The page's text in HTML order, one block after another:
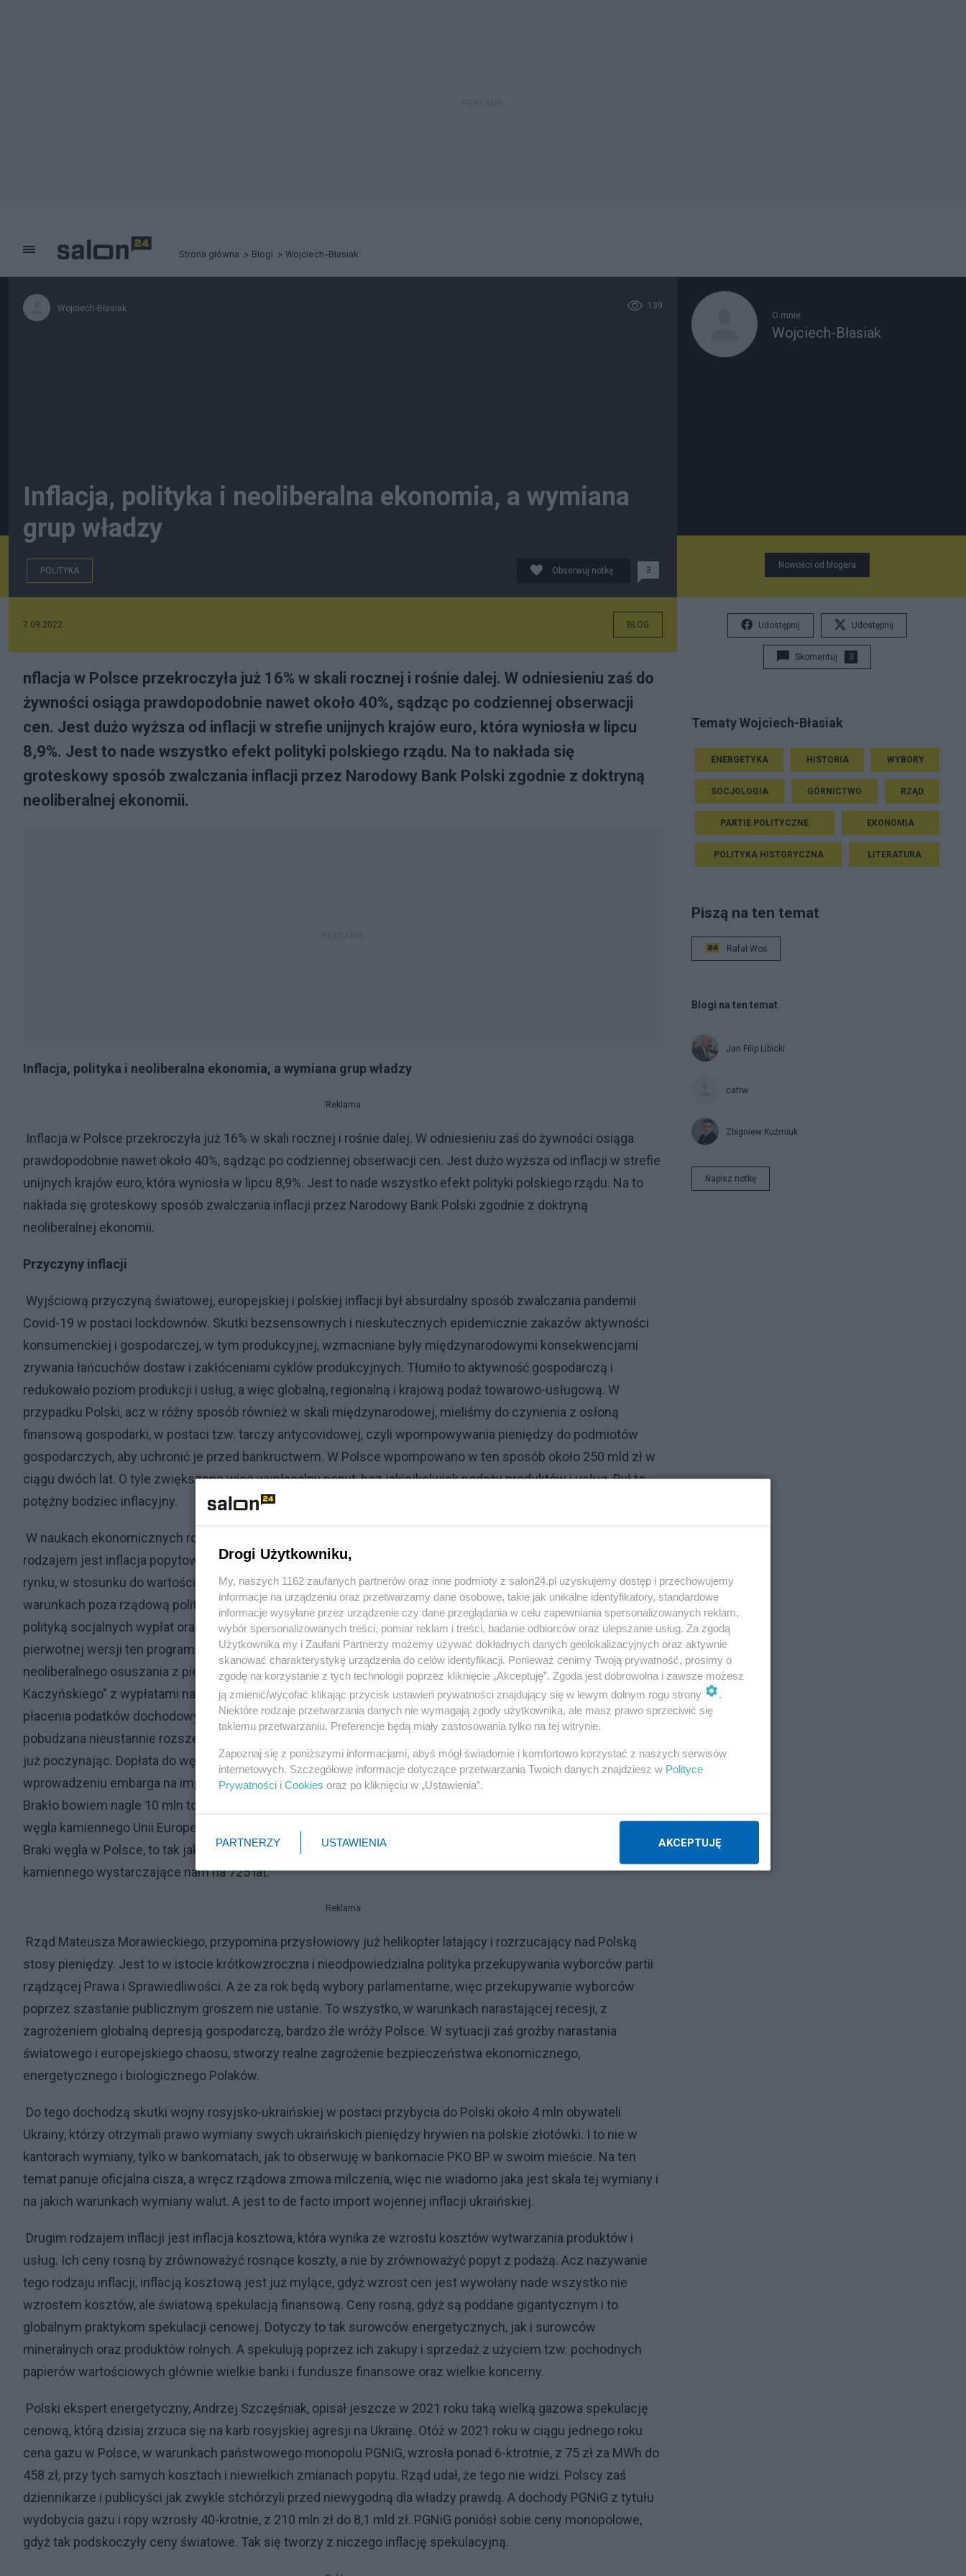
Strona główna Blogi Wojciech-Błasiak
Wojciech-Błasiak 139
Inflacja, polityka i neoliberalna ekonomia, a wymiana
grup władzy
POLITYKA Obserwuj notkę 3
7.09.2022 BLOG
nflacja w Polsce przekroczyła już 16% w skali rocznej i rośnie dalej. W odniesieniu zaś do
żywności osiąga prawdopodobnie nawet około 40%, sądząc po codziennej obserwacji
cen. Jest dużo wyższa od inflacji w strefie unijnych krajów euro, która wyniosła w lipcu
8,9%. Jest to nade wszystko efekt polityki polskiego rządu. Na to nakłada się
groteskowy sposób zwalczania inflacji przez Narodowy Bank Polski zgodnie z doktryną
neoliberalnej ekonomii.
Inflacja, polityka i neoliberalna ekonomia, a wymiana grup władzy
Reklama
Inflacja w Polsce przekroczyła już 16% w skali rocznej i rośnie dalej. W odniesieniu zaś do żywności osiąga
prawdopodobnie nawet około 40%, sądząc po codziennej obserwacji cen. Jest dużo wyższa od inflacji w strefie
unijnych krajów euro, która wyniosła w lipcu 8,9%. Jest to nade wszystko efekt polityki polskiego rządu. Na to
nakłada się groteskowy sposób zwalczania inflacji przez Narodowy Bank Polski zgodnie z doktryną
neoliberalnej ekonomii.
Przyczyny inflacji
Wyjściową przyczyną światowej, europejskiej i polskiej inflacji był absurdalny sposób zwalczania pandemii
Covid-19 w postaci lockdownów. Skutki bezsensownych i nieskutecznych epidemicznie zakazów aktywności
konsumenckiej i gospodarczej, w tym produkcyjnej, wzmacniane były międzynarodowymi konsekwencjami
zrywania łańcuchów dostaw i zakłóceniami cyklów produkcyjnych. Tłumiło to aktywność gospodarczą i
redukowało poziom produkcji i usług, a więc globalną, regionalną i krajową podaż towarowo-usługową. W
przypadku Polski, acz w różny sposób również w skali międzynarodowej, mieliśmy do czynienia z osłoną
finansową gospodarki, w postaci tzw. tarczy antycovidowej, czyli wpompowywania pieniędzy do podmiotów
gospodarczych, aby uchronić je przed bankructwem. W Polsce wpompowano w ten sposób około 250 mld zł w
ciągu dwóch lat. O tyle zwiększono więc wypłacalny popyt, bez jakiejkolwiek podaży produktów i usług. Był to
potężny bodziec inflacyjny.
W naukach ekonomicznych rozróżnia się bowiem dwa rodzaje inflacji ze względu na jej przyczyny. Pierwszym
rodzajem jest inflacja popytowa. Inflacja popytowa to ogólny wzrost cen wywołany nadwyżką ilości pieniądza na
rynku, w stosunku do wartości produktów i usług oferowanych na tym rynku, czyli podaży rynkowej. W polskich
warunkach poza rządową polityką tzw. tarczy antycovidowej, ten rodzaj inflacji jest stale wzmagany rządową
polityką socjalnych wypłat oraz wszelakich dopłat, dotacji i subwencji, poczynając od programu "500 plus". W
pierwotnej wersji ten program wypłat na drugie i dalsze dzieci pobudził polską gospodarkę, po latach
neoliberalnego osuszania z pieniędzy. Natomiast jego rozdmuchiwania, poczynając od tzw. "piątki
Kaczyńskiego" z wypłatami na pierwsze już dziecko niezależnie od wysokości dochodów i zwolnienia od
płacenia podatków dochodowych dla młodych ludzi do 25 roku życia, wzmaga inflację popytową. Jest ona
pobudzana nieustannie rozszerzaną polityką dopłat, dotacji i subwencji, od dotacji do zakupu węgla kamiennego
już poczynając. Dopłata do węgla to kompletna paranoja ekonomiczna, gdyż ceny węgla drastycznie wzrosły po
wprowadzeniu embarga na import węgla rosyjskiego i konieczności jego importu z zamorskich kontynentów.
Brakło bowiem nagle 10 mln ton tego importu. Paranoja zaś polega na tym, że Polska posiadając 85% zasobów
węgla kamiennego Unii Europejskiej, likwidowała jego wydobycie uzależniając się przez lata od importu z Rosji.
Braki węgla w Polsce, to tak jakby w Arabii Saudyjskiej brakło piasku. Polska ma bowiem zasoby węgla
kamiennego wystarczające nam na 725 lat.
Reklama
Rząd Mateusza Morawieckiego, przypomina przysłowiowy już helikopter latający i rozrzucający nad Polską
stosy pieniędzy. Jest to w istocie krótkowzroczna i nieodpowiedzialna polityka przekupywania wyborców partii
rządzącej Prawa i Sprawiedliwości. A że za rok będą wybory parlamentarne, więc przekupywanie wyborców
poprzez szastanie publicznym groszem nie ustanie. To wszystko, w warunkach narastającej recesji, z
zagrożeniem globalną depresją gospodarczą, bardzo źle wróży Polsce. W sytuacji zaś groźby narastania
światowego i europejskiego chaosu, stworzy realne zagrożenie bezpieczeństwa ekonomicznego,
energetycznego i biologicznego Polaków.
Do tego dochodzą skutki wojny rosyjsko-ukraińskiej w postaci przybycia do Polski około 4 mln obywateli
Ukrainy, którzy otrzymali prawo wymiany swych ukraińskich pieniędzy hrywien na polskie złotówki. I to nie w
kantorach wymiany, tylko w bankomatach, jak to obserwuję w bankomacie PKO BP w swoim mieście. Na ten
temat panuje oficjalna cisza, a wręcz rządowa zmowa milczenia, więc nie wiadomo jaka jest skala tej wymiany i
na jakich warunkach wymiany walut. A jest to de facto import wojennej inflacji ukraińskiej.
Drugim rodzajem inflacji jest inflacja kosztowa, która wynika ze wzrostu kosztów wytwarzania produktów i
usług. Ich ceny rosną by zrównoważyć rosnące koszty, a nie by zrównoważyć popyt z podażą. Acz nazywanie
tego rodzaju inflacji, inflacją kosztową jest już mylące, gdyż wzrost cen jest wywołany nade wszystko nie
wzrostem kosztów, ale światową spekulacją finansową. Ceny rosną, gdyż są poddane gigantycznym i to
globalnym praktykom spekulacji cenowej. Dotyczy to tak surowców energetycznych, jak i surowców
mineralnych oraz produktów rolnych. A spekulują poprzez ich zakupy i sprzedaż z użyciem tzw. pochodnych
papierów wartościowych głównie wielkie banki i fundusze finansowe oraz wielkie koncerny.
Polski ekspert energetyczny, Andrzej Szczęśniak, opisał jeszcze w 2021 roku taką wielką gazowa spekulację
cenową, którą dzisiaj zrzuca się na karb rosyjskiej agresji na Ukrainę. Otóż w 2021 roku w ciągu jednego roku
cena gazu w Polsce, w warunkach państwowego monopolu PGNiG, wzrosła ponad 6-ktrotnie, z 75 zł za MWh do
458 zł, przy tych samych kosztach i niewielkich zmianach popytu. Rząd udał, że tego nie widzi. Polscy zaś
dziennikarze i publicyści jak zwykle stchórzyli przed niewygodną dla władzy prawdą. A dochody PGNiG z tytułu
wydobycia gazu i ropy wzrosły 40-krotnie, z 210 mln zł do 8,1 mld zł. PGNiG poniósł sobie ceny monopolowe,
gdyż tak podskoczyły ceny światowe. Tak się tworzy z niczego inflację spekulacyjną.
O mnie
Wojciech-Błasiak
Nowości od blogera
Udostępnij Udostępnij
Skomentuj 3
Tematy Wojciech-Błasiak
ENERGETYKA HISTORIA WYBORY
SOCJOLOGIA GÓRNICTWO RZĄD
PARTIE POLITYCZNE EKONOMIA
POLITYKA HISTORYCZNA LITERATURA
Piszą na ten temat
Rafał Woś
Blogi na ten temat
Jan Filip Libicki
catrw
Zbigniew Kuźmiuk
Napisz notkę
Drogi Użytkowniku,
My, naszych 1162 zaufanych partnerów oraz inne podmioty z salon24.pl uzyskujemy dostęp i przechowujemy
informacje na urządzeniu oraz przetwarzamy dane osobowe, takie jak unikalne identyfikatory, standardowe
informacje wysyłane przez urządzenie czy dane przeglądania w celu zapewniania spersonalizowanych reklam,
wybór spersonalizowanych treści, pomiar reklam i treści, badanie odbiorców oraz ulepszanie usług. Za zgodą
Użytkownika my i Zaufani Partnerzy możemy używać dokładnych danych geolokalizacyjnych oraz aktywnie
skanować charakterystykę urządzenia do celów identyfikacji. Ponieważ cenimy Twoją prywatność, prosimy o
zgodę na korzystanie z tych technologii poprzez kliknięcie „Akceptuję”. Zgoda jest dobrowolna i zawsze możesz
ją zmienić/wycofać klikając przycisk ustawień prywatności znajdujący się w lewym dolnym rogu strony
.
Niektóre rodzaje przetwarzania danych nie wymagają zgody użytkownika, ale masz prawo sprzeciwić się
takiemu przetwarzaniu. Preferencje będą miały zastosowania tylko na tej witrynie.
Zapoznaj się z poniższymi informacjami, abyś mógł świadomie i komfortowo korzystać z naszych serwisów
internetowych. Szczegółowe informacje dotyczące przetwarzania Twoich danych znajdziesz w Polityce
Prywatności i Cookies oraz po kliknięciu w „Ustawienia”.
PARTNERZY USTAWIENIA AKCEPTUJĘ